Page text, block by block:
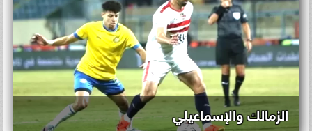
الزمالك والإسماعيلي